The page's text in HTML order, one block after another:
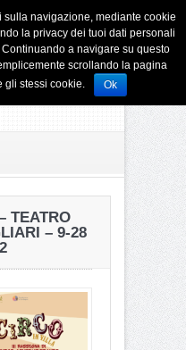
TEATRO
– 9-28
navigazione, mediante cookie
la privacy dei tuoi dati personali
a navigare su questo
scrollando la pagina
gli stessi cookie.
Ok